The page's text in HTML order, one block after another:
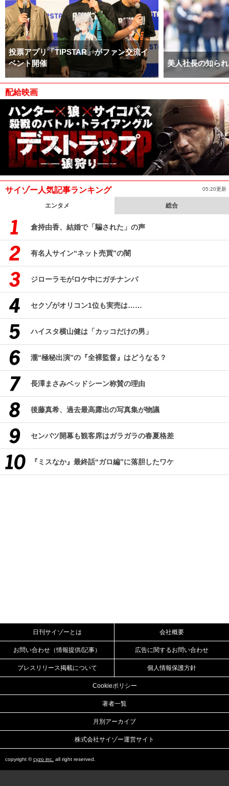
投票アプリ「TIPSTAR」がファン交流イ
ベント開催
美人社長の知ら
配給映画
サイゾー人気記事ランキング 05:20更新
エンタメ 総合
倉持由香、結婚で「騙された」の声
有名人サイン“ネット売買”の闇
ジローラモがロケ中にガチナンパ
セクゾがオリコン1位も実売は……
ハイスタ横山健は「カッコだけの男」
瀧“極秘出演”の『全裸監督』はどうなる？
長澤まさみベッドシーン称賛の理由
後藤真希、過去最高露出の写真集が物議
センバツ開幕も観客席はガラガラの春夏格差
『ミスなか』最終話“ガロ編”に落胆したワケ
日刊サイゾーとは 会社概要
お問い合わせ（情報提供/記事） 広告に関するお問い合わせ
プレスリリース掲載について 個人情報保護方針
Cookieポリシー
著者一覧
月別アーカイブ
株式会社サイゾー運営サイト
copyright ©cyzo inc. all right reserved.